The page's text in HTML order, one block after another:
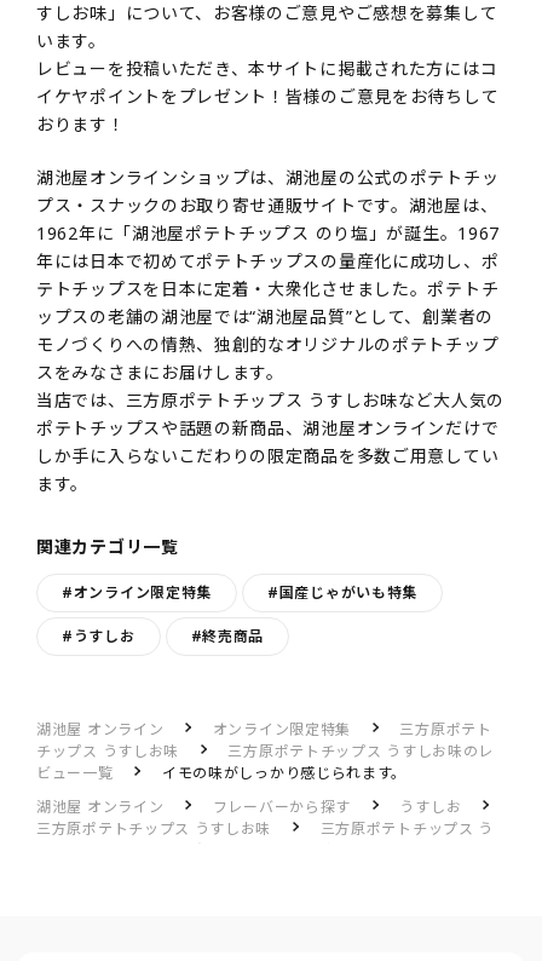
すしお味」について、お客様のご意見やご感想を募集して
います。
レビューを投稿いただき、本サイトに掲載された方にはコ
イケヤポイントをプレゼント！皆様のご意見をお待ちして
おります！
湖池屋オンラインショップは、湖池屋の公式のポテトチッ
プス・スナックのお取り寄せ通販サイトです。湖池屋は、
1962年に「湖池屋ポテトチップス のり塩」が誕生。1967
年には日本で初めてポテトチップスの量産化に成功し、ポ
テトチップスを日本に定着・大衆化させました。ポテトチ
ップスの老舗の湖池屋では“湖池屋品質”として、創業者の
モノづくりへの情熱、独創的なオリジナルのポテトチップ
スをみなさまにお届けします。
当店では、三方原ポテトチップス うすしお味など大人気の
ポテトチップスや話題の新商品、湖池屋オンラインだけで
しか手に入らないこだわりの限定商品を多数ご用意してい
ます。
関連カテゴリ一覧
#オンライン限定特集 #国産じゃがいも特集
#うすしお #終売商品
湖池屋 オンライン オンライン限定特集
三方原ポテト
チップス うすしお味
三方原ポテトチップス うすしお味のレ
ビュー一覧
イモの味がしっかり感じられます。
湖池屋 オンライン
フレーバーから探す
うすしお
三方原ポテトチップス うすしお味
三方原ポテトチップス う